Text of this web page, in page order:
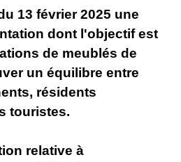
13 février 2025 une
dont l'objectif est
de meublés de
un équilibre entre
résidents
touristes.
relative à